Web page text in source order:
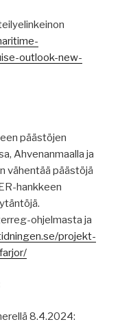
outlook-new-
päästöjen
Ahvenanmaalla ja
vähentää päästöjä
hankkeen
ohjelmasta ja
projekt-
8.4.2024: